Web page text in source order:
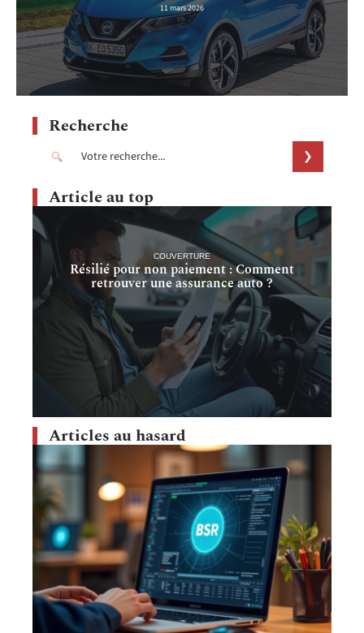
11 mars 2026
Recherche
Article au top
COUVERTURE
Résilié pour non paiement : Comment
retrouver une assurance auto ?
Articles au hasard